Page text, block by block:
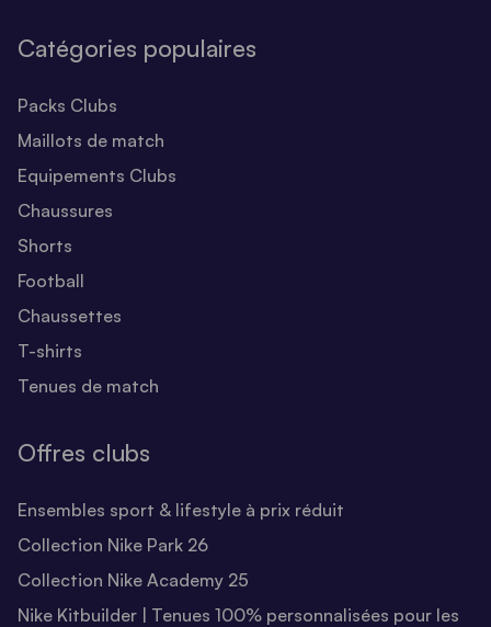
Catégories populaires
Packs Clubs
Maillots de match
Equipements Clubs
Chaussures
Shorts
Football
Chaussettes
T-shirts
Tenues de match
Offres clubs
Ensembles sport & lifestyle à prix réduit
Collection Nike Park 26
Collection Nike Academy 25
Nike Kitbuilder | Tenues 100% personnalisées pour les